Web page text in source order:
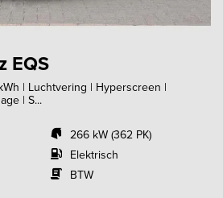
EQS
| Luchtvering | Hyperscreen |
| S...
266 kW (362 PK)
Elektrisch
BTW